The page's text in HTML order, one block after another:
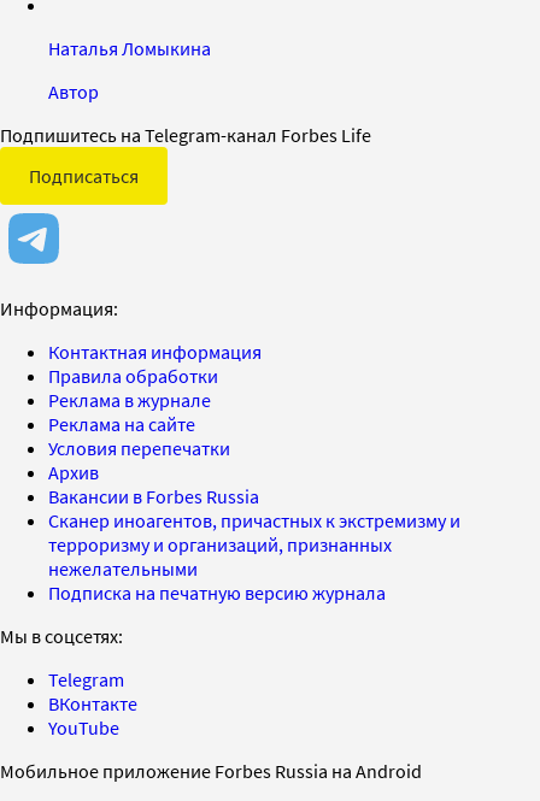
Наталья Ломыкина
Автор
Подпишитесь на Telegram-канал Forbes Life
Подписаться
Информация:
Контактная информация
Правила обработки
Реклама в журнале
Реклама на сайте
Условия перепечатки
Архив
Вакансии в Forbes Russia
Сканер иноагентов, причастных к экстремизму и
терроризму и организаций, признанных
нежелательными
Подписка на печатную версию журнала
Мы в соцсетях:
Telegram
ВКонтакте
YouTube
Мобильное приложение Forbes Russia на Android